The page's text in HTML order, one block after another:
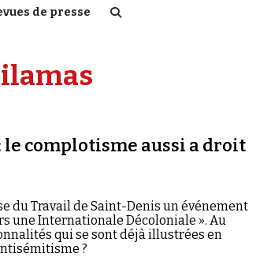
de presse
le complotisme aussi a droit
du Travail de Saint-Denis un événement
une Internationale Décoloniale ». Au
qui se sont déjà illustrées en
?